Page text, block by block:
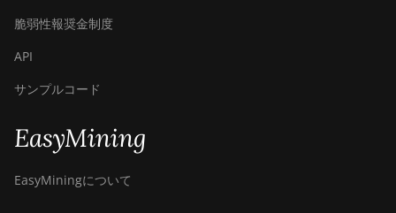
脆弱性報奨金制度
API
サンプルコード
EasyMining
EasyMiningについて